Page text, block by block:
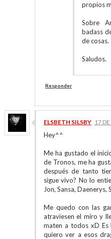
propios
Sobre
badass
de cosas.
Saludos.
Responder
ELSBETH SILSBY 17
Hey^^
Me ha gustado el
de Tronos, me ha
después de tanto
sigue vivo? No lo
Jon, Sansa, Daenerys,
Me quedo con las
atraviesen el miro y
maten a todos xD
quiero ver a esos